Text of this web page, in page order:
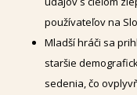
používateľov na
Mladší hráči sa
staršie
sedenia, čo